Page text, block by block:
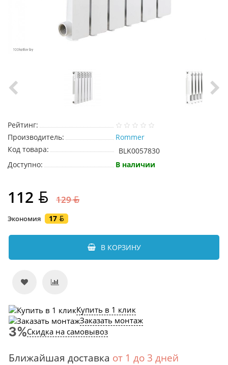
Рейтинг:
Производитель:
Rommer
Код товара:
BLK0057830
Доступно:
В наличии
112 129
Экономия 17
В КОРЗИНУ
Купить в 1 клик
Заказать монтаж
Скидка на самовывоз
Ближайшая доставка от 1 до 3 дней